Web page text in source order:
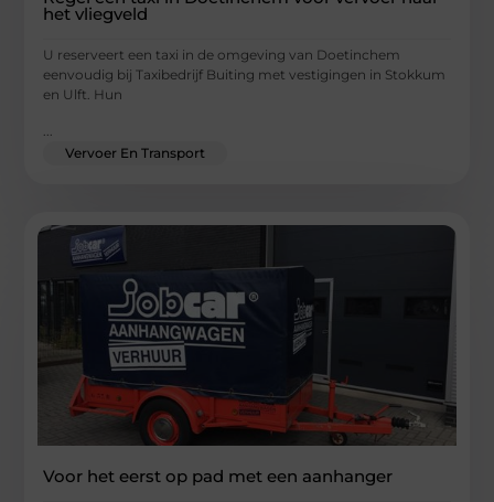
het vliegveld
U reserveert een taxi in de omgeving van Doetinchem
eenvoudig bij Taxibedrijf Buiting met vestigingen in Stokkum
en Ulft. Hun
Vervoer En Transport
Voor het eerst op pad met een aanhanger